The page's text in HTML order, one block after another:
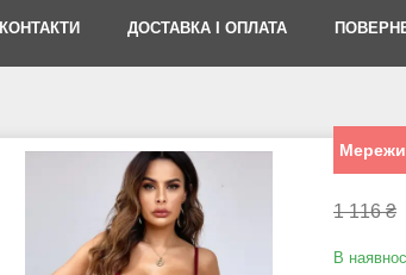
КОНТАКТИ ДОСТАВКА І ОПЛАТА
1 116 ₴
В